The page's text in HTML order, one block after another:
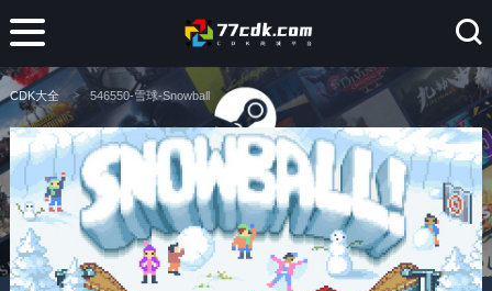
CDK大全 546550-雪球-Snowball